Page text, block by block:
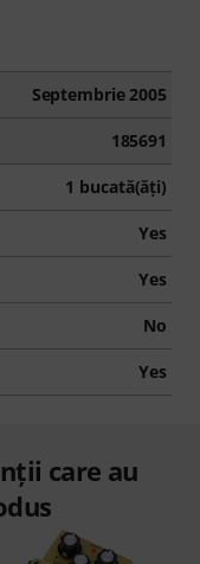
Septembrie 2005
185691
1 bucată(ăţi)
Yes
Yes
No
Yes
care au